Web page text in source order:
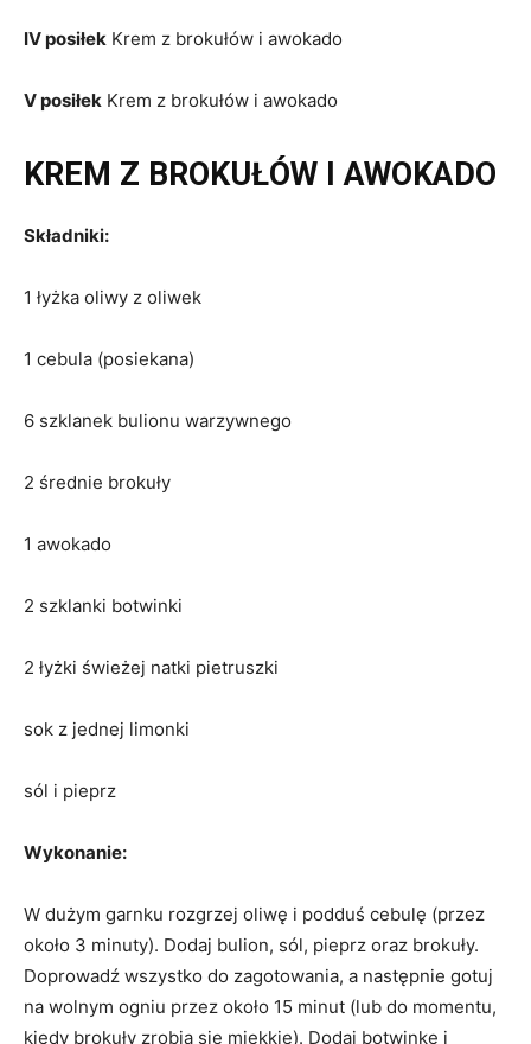
IV posiłek Krem z brokułów i awokado
V posiłek Krem z brokułów i awokado
KREM Z BROKUŁÓW I AWOKADO
Składniki:
1 łyżka oliwy z oliwek
1 cebula (posiekana)
6 szklanek bulionu warzywnego
2 średnie brokuły
1 awokado
2 szklanki botwinki
2 łyżki świeżej natki pietruszki
sok z jednej limonki
sól i pieprz
Wykonanie:
W dużym garnku rozgrzej oliwę i podduś cebulę (przez
około 3 minuty). Dodaj bulion, sól, pieprz oraz brokuły.
Doprowadź wszystko do zagotowania, a następnie gotuj
na wolnym ogniu przez około 15 minut (lub do momentu,
kiedy brokuły zrobią się miękkie). Dodaj botwinkę i